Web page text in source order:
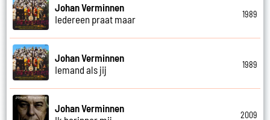
Johan Verminnen
Iedereen praat maar
1989
Johan Verminnen
Iemand als jij
1989
Johan Verminnen
2009